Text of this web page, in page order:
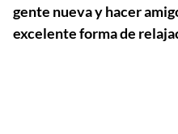
gente nueva y hacer
excelente forma de